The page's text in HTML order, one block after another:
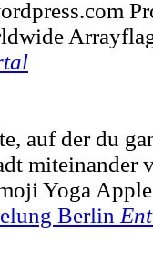
auf der du
miteinander
Yoga
Berlin